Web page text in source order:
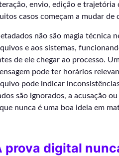
envio, edição e trajetória
casos começam a mudar de
não são magia técnica
e aos sistemas,
de ele chegar ao processo.
pode ter horários
pode indicar
são ignorados, a acusação
nunca é uma boa ideia em
prova digital